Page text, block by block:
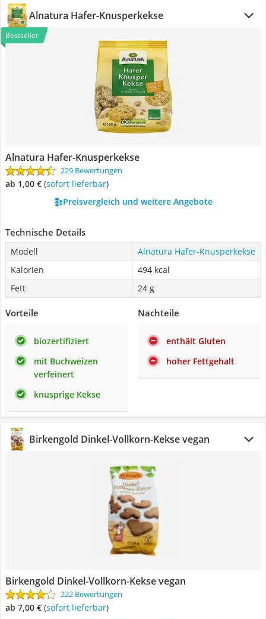
Alnatura Hafer-Knusperkekse
Bestseller
Alnatura Hafer-Knusperkekse
229 Bewertungen
ab 1,00 € ( Sofort lieferbar)
Preisvergleich und weitere Angebote
Technische Details
Modell
Alnatura Hafer-Knusperkekse
Kalorien
494 kcal
Fett
24 g
Vorteile
biozertifiziert
mit Buchweizen
verfeinert
knusprige Kekse
Nachteile
enthält Gluten
hoher Fettgehalt
Birkengold Dinkel-Vollkorn-Kekse vegan
Birkengold Dinkel-Vollkorn-Kekse vegan
222 Bewertungen
ab 7,00 € ( Sofort lieferbar)